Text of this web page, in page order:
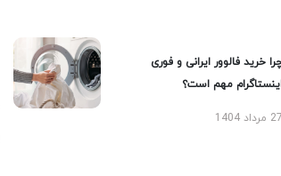
خرید فالوور ایرانی و فوری
مهم است؟
27 مرداد 1404